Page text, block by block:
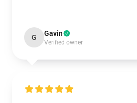
G Gavin
Verified owner